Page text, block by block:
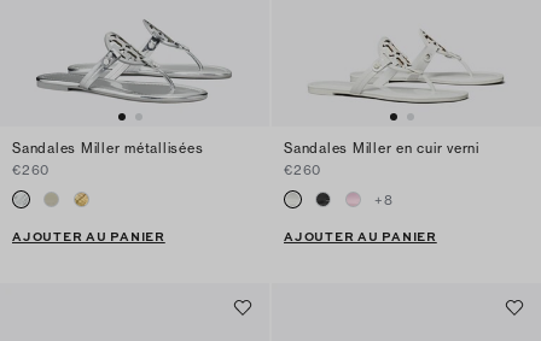
Sandales Miller métallisées
€260
AJOUTER AU PANIER
Sandales Miller en cuir verni
€260
+8
AJOUTER AU PANIER